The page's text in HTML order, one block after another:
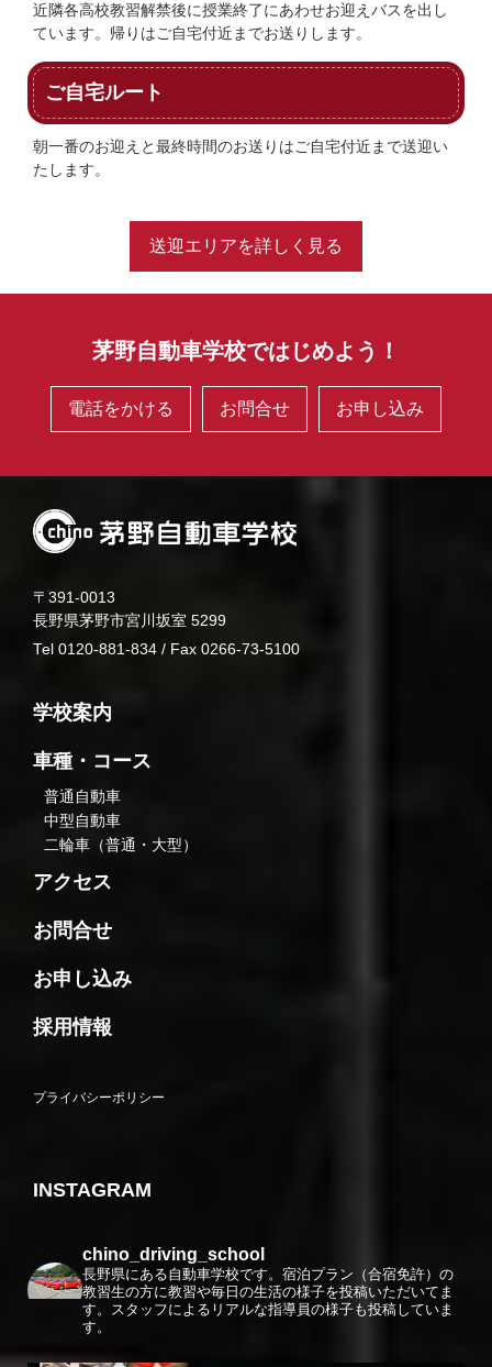
近隣各高校教習解禁後に授業終了にあわせお迎えバスを出し
ています。帰りはご自宅付近までお送りします。
ご自宅ルート
朝一番のお迎えと最終時間のお送りはご自宅付近まで送迎い
たします。
送迎エリアを詳しく見る
茅野自動車学校ではじめよう！
電話をかける お問合せ お申し込み
〒391-0013
長野県茅野市宮川坂室 5299
Tel 0120-881-834 / Fax 0266-73-5100
学校案内
車種・コース
普通自動車
中型自動車
二輪車（普通・大型）
アクセス
お問合せ
お申し込み
採用情報
プライバシーポリシー
INSTAGRAM
chino_driving_school
長野県にある自動車学校です。宿泊プラン（合宿免許）の
教習生の方に教習や毎日の生活の様子を投稿いただいてま
す。スタッフによるリアルな指導員の様子も投稿していま
す。